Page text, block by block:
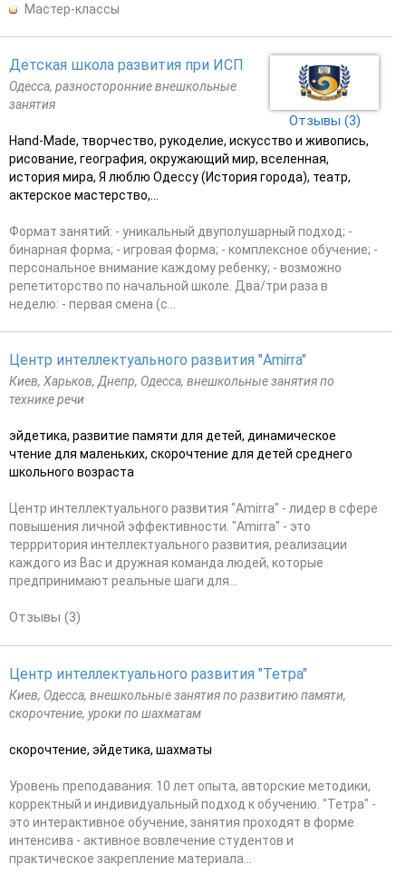
Мастер-классы
Отзывы (3)
Детская школа развития при ИСП
Одесса, разносторонние внешкольные
занятия
Hand-Made, творчество, рукоделие, искусство и живопись,
рисование, география, окружающий мир, вселенная,
история мира, Я люблю Одессу (История города), театр,
актерское мастерство,...
Формат занятий: - уникальный двуполушарный подход; -
бинарная форма; - игровая форма; - комплексное обучение; -
персональное внимание каждому ребенку; - возможно
репетиторство по начальной школе. Два/три раза в
неделю: - первая смена (с...
Центр интеллектуального развития "Amirra"
Киев, Харьков, Днепр, Одесса, внешкольные занятия по
технике речи
эйдетика, развитие памяти для детей, динамическое
чтение для маленьких, скорочтение для детей среднего
школьного возраста
Центр интеллектуального развития "Amirra" - лидер в сфере
повышения личной эффективности. "Amirra" - это
террритория интеллектуального развития, реализации
каждого из Вас и дружная команда людей, которые
предпринимают реальные шаги для...
Отзывы (3)
Центр интеллектуального развития "Тетра"
Киев, Одесса, внешкольные занятия по развитию памяти,
скорочтение, уроки по шахматам
скорочтение, эйдетика, шахматы
Уровень преподавания: 10 лет опыта, авторские методики,
корректный и индивидуальный подход к обучению. "Тетра" -
это интерактивное обучение, занятия проходят в форме
интенсива - активное вовлечение студентов и
практическое закрепление материала...